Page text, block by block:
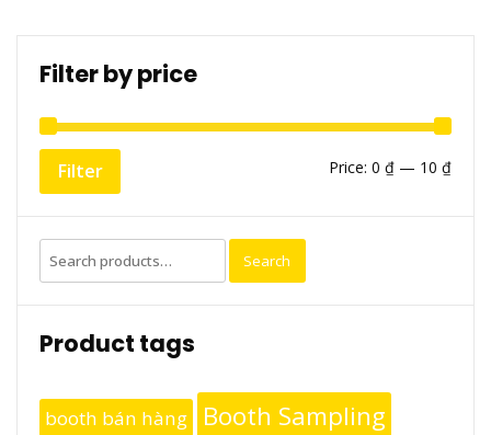
Filter by price
Min
Max
Filter Price: 0 ₫ — 10 ₫
Search
for:
Search
Product tags
booth bán hàng Booth Sampling